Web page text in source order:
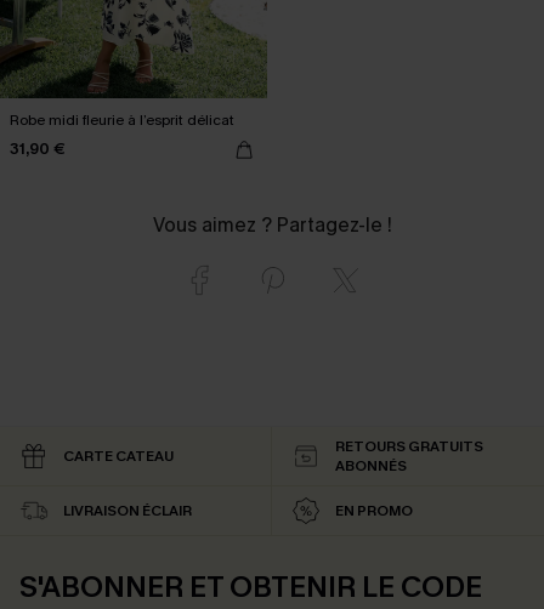
Robe midi fleurie à l’esprit délicat
31,90 €
Vous aimez ? Partagez-le !
CARTE CATEAU
RETOURS GRATUITS
ABONNÉS
LIVRAISON ÉCLAIR EN PROMO
S'ABONNER ET OBTENIR LE CODE